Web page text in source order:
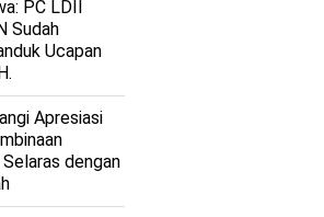
PC LDII
Sudah
Ucapan
Apresiasi
dengan